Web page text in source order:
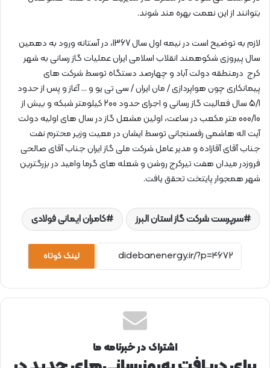
بتوانند از این نعمت بهره مند شوند.
لازم به توضیح است در نیمه اول سال 1367، در آستانه ورود به دهمین
سال پیروزی شکوهمند انقلاب اسلامی ایران عملیات گاز رسانی به شهر
کرج درمنطقه دولت آباد و چهارصد دستگاه توسط شرکت های
پیمانکاری چون هواپردازی / مان ایران / سی تی یو و … آغاز و پس از حدود
5/1 سال فعالیت گاز رسانی و اجرای حدود 200 کیلومتر شبکه و بیش از
000/10 متر مکعب در ساعت، اولین مشعل گاز در سال های اولیه دولت
آیت اله هاشمی رفسنجانی توسط ایشان در معیت وزیر محترم نفت
جناب آقای آقازاده و مدیر عامل شرکت ملی گاز ایران جناب آقای صالحی
فروزدر میدان هفت تیرکرج روشن و شعله های گرما وامید در بزرگترین
شهر همجوار پایتخت تحقق یافت.
سرپرست شرکت گاز استان البرز کامران ایمانی فولادی
لینک کوتاه
اشتراک در خبرنامه ما